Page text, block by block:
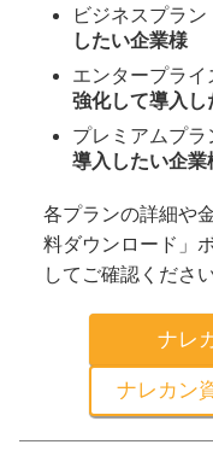
ビジネスプラン
したい企業様
エンタープライ
強化して導入し
プレミアムプラ
導入したい企業
各プランの詳細や
料ダウンロード」
してご確認ください
ナレ
ナレカン